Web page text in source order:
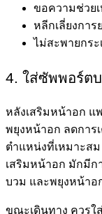
ขอความช่วยเ
หลีกเลี่ยงการ
ไม่สะพายกร
4. ใส่ซัพพอร์ต
หลังเสริมหน้าอก แ
พยุงหน้าอก ลดการ
ตำแหน่งที่เหมาะส
เสริมหน้าอก มักมีก
บวม และพยุงหน้า
ขณะเดินทาง ควรใ